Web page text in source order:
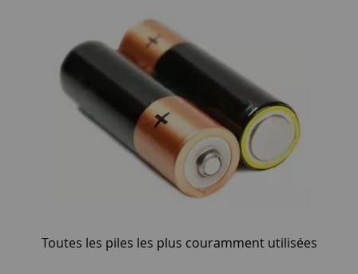
Toutes les piles les plus couramment utilisées